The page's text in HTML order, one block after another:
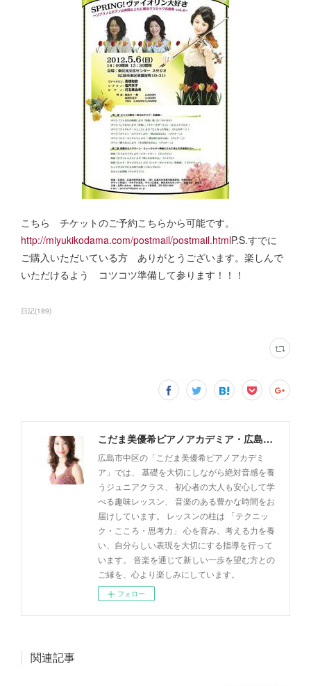
こちら チケットのご予約こちらから可能です。
http://miyukikodama.com/postmail/postmail.htmlP.S.すでに
ご購入いただいている方 ありがとうございます。楽しんで
いただけるよう コツコツ準備して参ります！！！
日記(189)
こだま美優希ピアノアカデミア・広島市中区
広島市中区の「こだま美優希ピアノアカデミ
ア」では、 基礎を大切にしながら絶対音感を養
うジュニアクラス、 初心者の大人も安心して学
べる趣味レッスン、 音楽のある豊かな時間をお
届けしています。 レッスンの柱は 「テクニッ
ク・こころ・思考力」 心を育み、考える力を養
い、自分らしい表現を大切にする指導を行って
います。 音楽を通じて新しい一歩を望む方との
ご縁を、心より楽しみにしています。
フォロー
関連記事